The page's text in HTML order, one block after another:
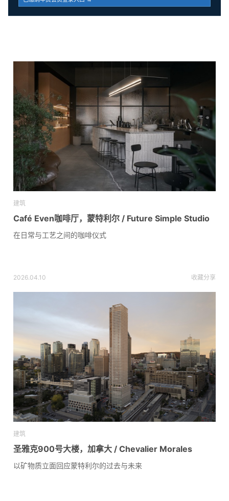
建筑
Café Even咖啡厅，蒙特利尔 / Future Simple Studio
在日常与工艺之间的咖啡仪式
2026.04.10 收藏分享
建筑
圣雅克900号大楼，加拿大 / Chevalier Morales
以矿物质立面回应蒙特利尔的过去与未来